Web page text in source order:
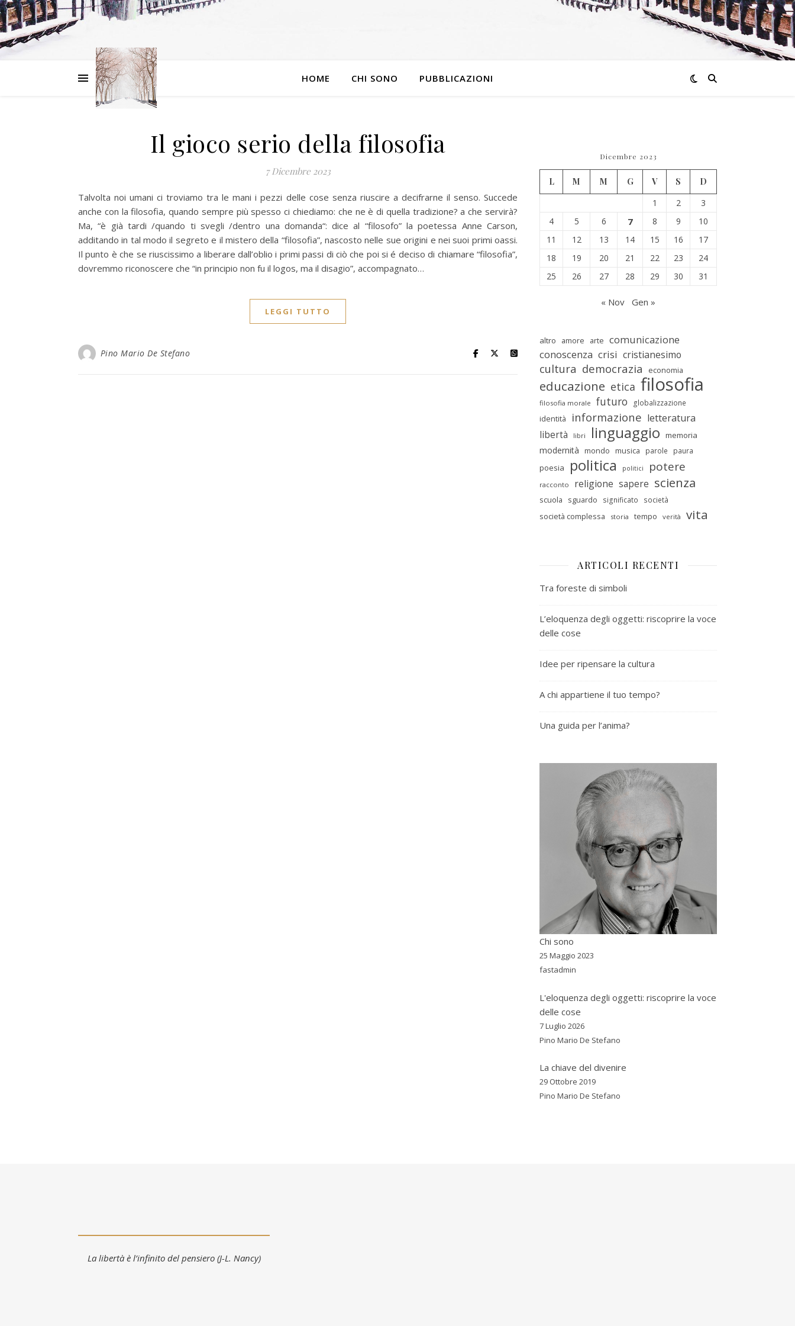
HOME CHI SONO PUBBLICAZIONI
Il gioco serio della filosofia
7 Dicembre 2023
Talvolta noi umani ci troviamo tra le mani i pezzi delle cose senza riuscire a decifrarne il senso. Succede
anche con la filosofia, quando sempre più spesso ci chiediamo: che ne è di quella tradizione? a che servirà?
Ma, “è già tardi /quando ti svegli /dentro una domanda“: dice al “filosofo” la poetessa Anne Carson,
additando in tal modo il segreto e il mistero della “filosofia”, nascosto nelle sue origini e nei suoi primi oassi.
Il punto è che se riuscissimo a liberare dall’oblio i primi passi di ciò che poi si é deciso di chiamare “filosofia”,
dovremmo riconoscere che “in principio non fu il logos, ma il disagio”, accompagnato…
LEGGI TUTTO
Pino Mario De Stefano
Dicembre 2023
L M M G V S
D
1
2
3
4
5 6 7 8 9
10
11
12 13 14 15 16
17
18
19 20 21 22 23
24
25
26 27 28 29 30 31
« Nov Gen »
altro amore arte comunicazione
conoscenza crisi cristianesimo
cultura democrazia economia
educazione etica filosofia
filosofia morale futuro globalizzazione
identità informazione letteratura
libertà
libri linguaggio memoria
modernità mondo musica parole paura
poesia politica politici potere
racconto religione sapere scienza
scuola sguardo significato società
società complessa storia tempo verità vita
ARTICOLI RECENTI
Tra foreste di simboli
L’eloquenza degli oggetti: riscoprire la voce
delle cose
Idee per ripensare la cultura
A chi appartiene il tuo tempo?
Una guida per l’anima?
Chi sono
25 Maggio 2023
fastadmin
L'eloquenza degli oggetti: riscoprire la voce
delle cose
7 Luglio 2026
Pino Mario De Stefano
La chiave del divenire
29 Ottobre 2019
Pino Mario De Stefano
La libertà è l’infinito del pensiero (J-L. Nancy)